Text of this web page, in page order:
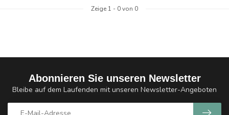
Zeige 1 - 0von 0
Abonnieren Sie unseren Newsletter
Bleibe auf dem Laufenden mit unseren Newsletter-Angeboten